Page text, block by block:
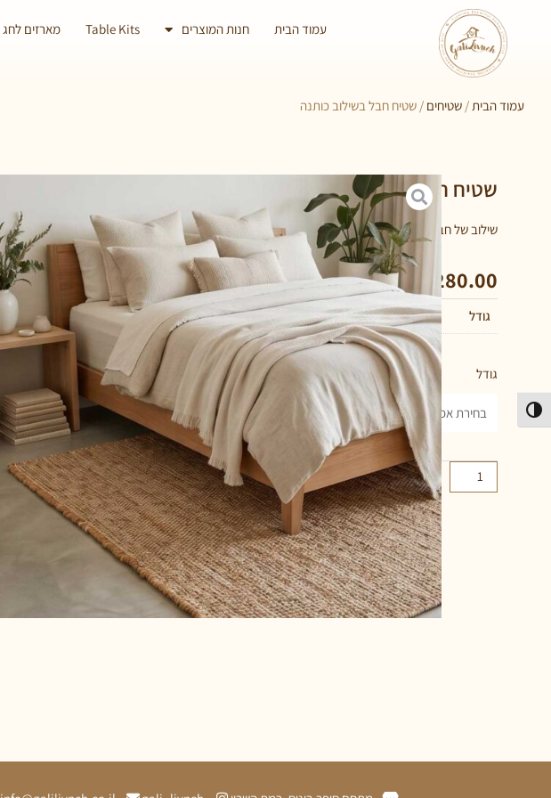
הפעל/כבה ניגודיות גבוהה
עמוד הבית חנות המוצרים Table Kits מארזים לחג
עמוד הבית/ שטיחים / שטיח חבל בשילוב כותנה
שטיח חבל בשילוב כותנה
שילוב של חבל וכותנה, נעים למגע, מגיע עם ביטנה ויושב טוב ויציב על הרצפה
₪ 280.00
–
2,280.00
גודל 200×300, 70X140, 70X200
גודל
הוספה לסל